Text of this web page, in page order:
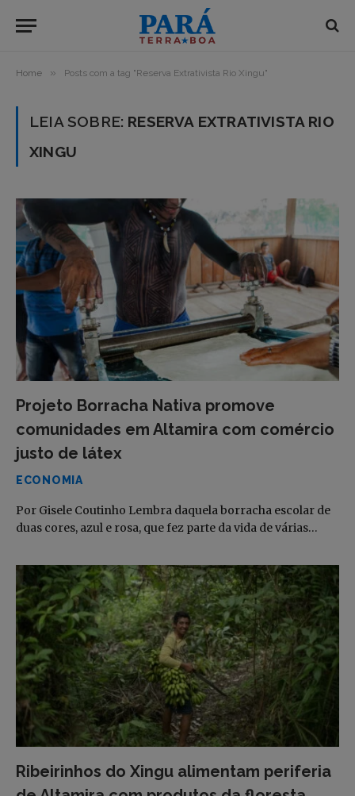
Home » Posts com a tag "Reserva Extrativista Rio Xingu"
LEIA SOBRE: RESERVA EXTRATIVISTA RIO
XINGU
Projeto Borracha Nativa promove
comunidades em Altamira com comércio
justo de látex
ECONOMIA
Por Gisele Coutinho Lembra daquela borracha escolar de
duas cores, azul e rosa, que fez parte da vida de várias…
Ribeirinhos do Xingu alimentam periferia